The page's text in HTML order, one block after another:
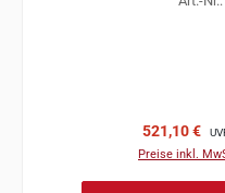
521,10 €
Preise inkl.